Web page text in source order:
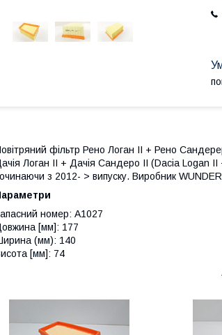
фільтр Рено Логан II + Рено
Логан II + Дачія Сандеро II (Dacia Logan
з 2012- > випуску. Виробник
номер: A1027
[мм]: 177
(мм): 140
[мм]: 74